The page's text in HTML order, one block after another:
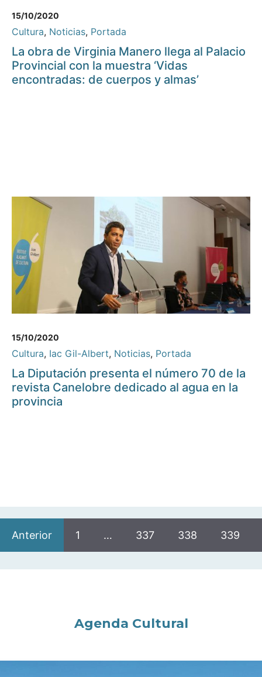
15/10/2020
Cultura, Noticias, Portada
La obra de Virginia Manero llega al Palacio
Provincial con la muestra ‘Vidas
encontradas: de cuerpos y almas’
15/10/2020
Cultura, Iac Gil-Albert, Noticias, Portada
La Diputación presenta el número 70 de la
revista Canelobre dedicado al agua en la
provincia
Anterior 1 … 337 338 339
Agenda Cultural